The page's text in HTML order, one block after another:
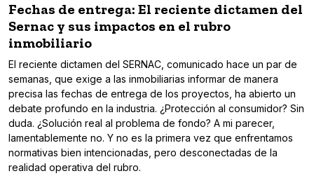
Fechas de entrega: El reciente dictamen del
Sernac y sus impactos en el rubro
inmobiliario
El reciente dictamen del SERNAC, comunicado hace un par de
semanas, que exige a las inmobiliarias informar de manera
precisa las fechas de entrega de los proyectos, ha abierto un
debate profundo en la industria. ¿Protección al consumidor? Sin
duda. ¿Solución real al problema de fondo? A mi parecer,
lamentablemente no. Y no es la primera vez que enfrentamos
normativas bien intencionadas, pero desconectadas de la
realidad operativa del rubro.